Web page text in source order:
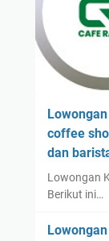
coffee
dan
Lowongan
Berikut ini…